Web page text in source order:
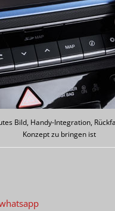
Bild, Handy-Integration,
Konzept zu bringen ist